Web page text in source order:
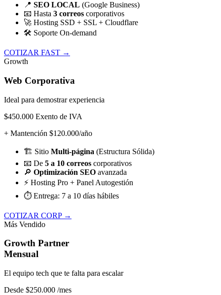
📍 SEO LOCAL (Google Business)
📧 Hasta 3 correos corporativos
🚀 Hosting SSD + SSL + Cloudflare
🛠️ Soporte On-demand
COTIZAR FAST →
Growth
Web Corporativa
Ideal para demostrar experiencia
$450.000 Exento de IVA
+ Mantención $120.000/año
🏗️ Sitio Multi-página (Estructura Sólida)
📧 De 5 a 10 correos corporativos
🔎 Optimización SEO avanzada
⚡ Hosting Pro + Panel Autogestión
⏱️ Entrega: 7 a 10 días hábiles
COTIZAR CORP →
Más Vendido
Growth Partner
Mensual
El equipo tech que te falta para escalar
Desde $250.000 /mes